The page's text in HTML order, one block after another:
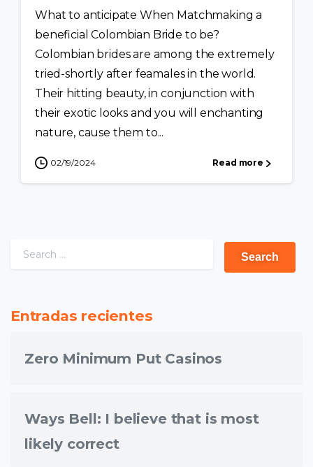
What to anticipate When Matchmaking a
beneficial Colombian Bride to be?
Colombian brides are among the extremely
tried-shortly after feamales in the world.
Their hitting beauty, in conjunction with
their exotic looks and you will enchanting
nature, cause them to...
02/19/2024 Read more
Entradas recientes
Zero Minimum Put Casinos
Ways Bell: I believe that is most
likely correct